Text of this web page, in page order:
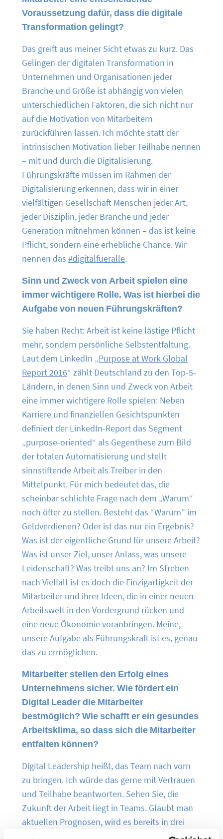
Voraussetzung dafür, dass die digitale
Transformation gelingt?
Das greift aus meiner Sicht etwas zu kurz. Das
Gelingen der digitalen Transformation in
Unternehmen und Organisationen jeder
Branche und Größe ist abhängig von vielen
unterschiedlichen Faktoren, die sich nicht nur
auf die Motivation von Mitarbeitern
zurückführen lassen. Ich möchte statt der
intrinsischen Motivation lieber Teilhabe nennen
– mit und durch die Digitalisierung.
Führungskräfte müssen im Rahmen der
Digitalisierung erkennen, dass wir in einer
vielfältigen Gesellschaft Menschen jeder Art,
jeder Disziplin, jeder Branche und jeder
Generation mitnehmen können – das ist keine
Pflicht, sondern eine erhebliche Chance. Wir
nennen das #digitalfueralle.
Sinn und Zweck von Arbeit spielen eine
immer wichtigere Rolle. Was ist hierbei die
Aufgabe von neuen Führungskräften?
Sie haben Recht: Arbeit ist keine lästige Pflicht
mehr, sondern persönliche Selbstentfaltung.
Laut dem LinkedIn „Purpose at Work Global
Report 2016“ zählt Deutschland zu den Top-5-
Ländern, in denen Sinn und Zweck von Arbeit
eine immer wichtigere Rolle spielen: Neben
Karriere und finanziellen Gesichtspunkten
definiert der LinkedIn-Report das Segment
„purpose-oriented“ als Gegenthese zum Bild
der totalen Automatisierung und stellt
sinnstiftende Arbeit als Treiber in den
Mittelpunkt. Für mich bedeutet das, die
scheinbar schlichte Frage nach dem „Warum“
noch öfter zu stellen. Besteht das “Warum” im
Geldverdienen? Oder ist das nur ein Ergebnis?
Was ist der eigentliche Grund für unsere Arbeit?
Was ist unser Ziel, unser Anlass, was unsere
Leidenschaft? Was treibt uns an? Im Streben
nach Vielfalt ist es doch die Einzigartigkeit der
Mitarbeiter und ihrer Ideen, die in einer neuen
Arbeitswelt in den Vordergrund rücken und
eine neue Ökonomie voranbringen. Meine,
unsere Aufgabe als Führungskraft ist es, genau
das zu ermöglichen.
Mitarbeiter stellen den Erfolg eines
Unternehmens sicher. Wie fördert ein
Digital Leader die Mitarbeiter
bestmöglich? Wie schafft er ein gesundes
Arbeitsklima, so dass sich die Mitarbeiter
entfalten können?
Digital Leadership heißt, das Team nach vorn
zu bringen. Ich würde das gerne mit Vertrauen
und Teilhabe beantworten. Sehen Sie, die
Zukunft der Arbeit liegt in Teams. Glaubt man
aktuellen Prognosen, wird es bereits in drei
Jahren mehr Team- als Einzelarbeitsplätze in